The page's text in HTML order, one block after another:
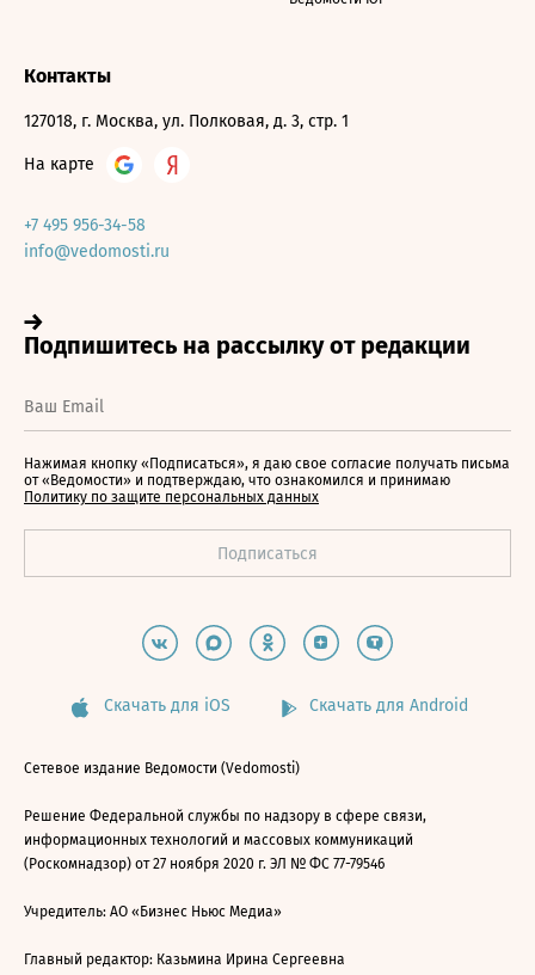
Контакты
127018, г. Москва, ул. Полковая, д. 3, стр. 1
На карте
+7 495 956-34-58
info@vedomosti.ru
Нажимая кнопку «Подписаться», я даю свое согласие получать письма
от «Ведомости» и подтверждаю, что ознакомился и принимаю
Политику по защите персональных данных
Скачать для iOS Скачать для Android
Сетевое издание Ведомости (Vedomosti)
Решение Федеральной службы по надзору в сфере связи,
информационных технологий и массовых коммуникаций
(Роскомнадзор) от 27 ноября 2020 г. ЭЛ № ФС 77-79546
Учредитель: АО «Бизнес Ньюс Медиа»
Главный редактор: Казьмина Ирина Сергеевна